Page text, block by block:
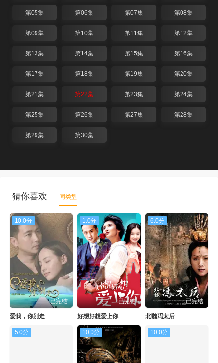
第05集 第06集 第07集 第08集
第09集 第10集 第11集 第12集
第13集 第14集 第15集 第16集
第17集 第18集 第19集 第20集
第21集 第22集 第23集 第24集
第25集 第26集 第27集 第28集
第29集 第30集
猜你喜欢 同类型
10.0分
已完结
爱我，你别走
1.0分
已完结
好想好想爱上你
6.0分
已完结
北魏冯太后
5.0分 10.0分 10.0分